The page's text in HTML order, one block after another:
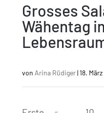
Grosses
Wähentag
von Arina Rüdiger|18.